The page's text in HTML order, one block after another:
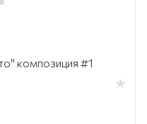
композиция #1